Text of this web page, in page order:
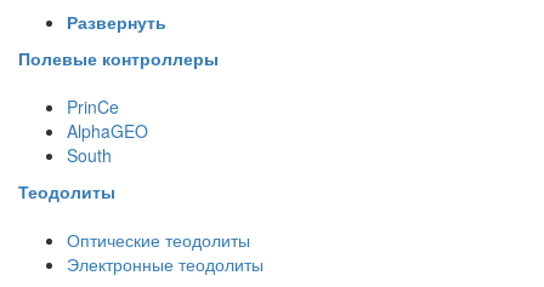
Развернуть
Полевые контроллеры
PrinCe
AlphaGEO
South
Теодолиты
Оптические теодолиты
Электронные теодолиты